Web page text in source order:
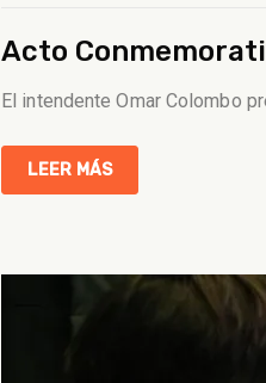
Acto
El intendente Omar Colombo
LEER MÁS